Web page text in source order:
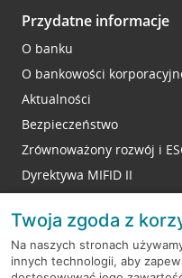
Przydatne informacje
O banku
O bankowości
Aktualności
Bezpieczeństwo
Zrównoważony rozwój i
Dyrektywa MIFID II
RODO
Twoja zgoda z
Na naszych stronach
innych technologii, aby